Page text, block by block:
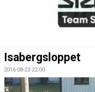
LEDARPRIS
KALENDER
Isabergsloppet
2016-08-23 22:00